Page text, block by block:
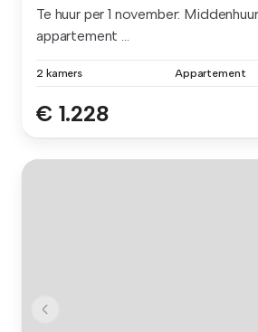
Te huur per 1 november:
appartement ...
2 kamers Appartement
€ 1.228